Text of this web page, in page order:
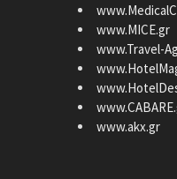
www.MICE.gr
www.Travel-
www.akx.gr